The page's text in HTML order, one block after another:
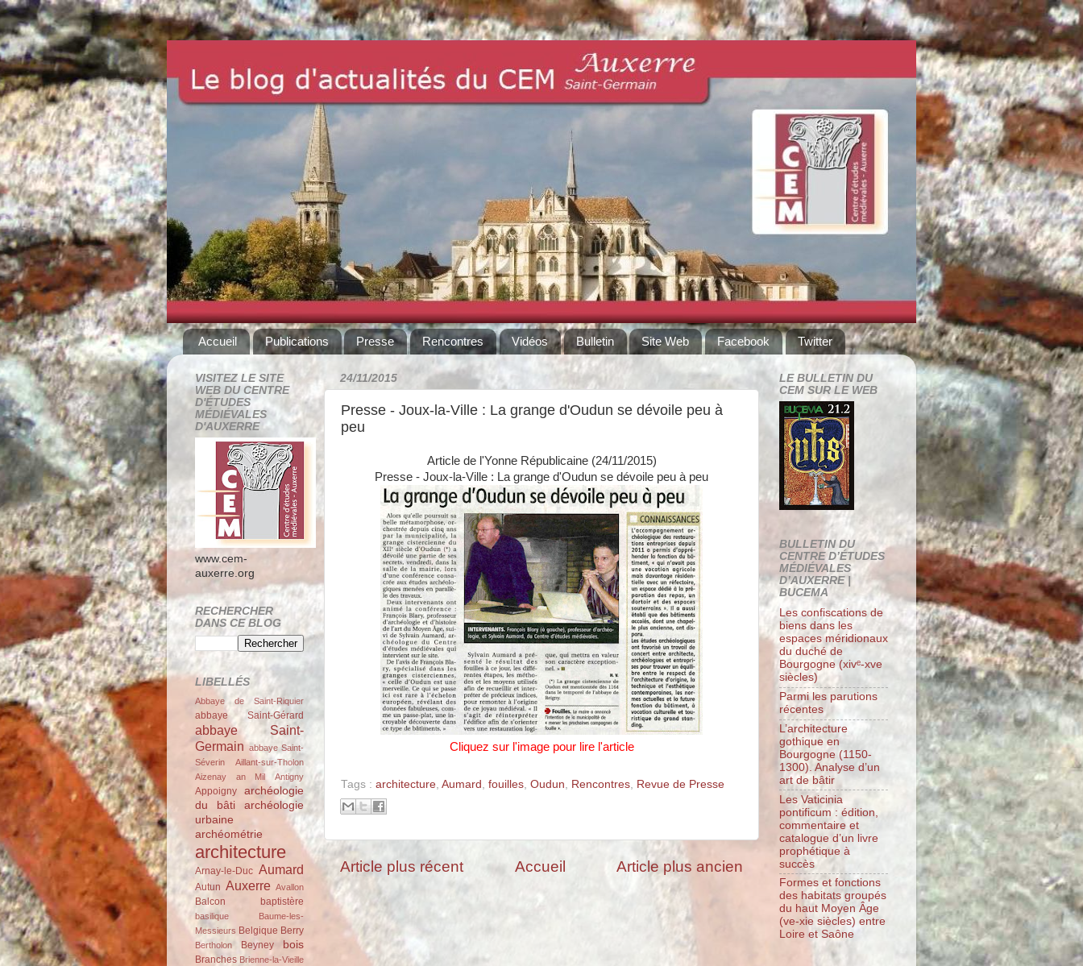
Accueil Publications Presse Rencontres Vidéos Bulletin Site Web Facebook Twitter
24/11/2015
Presse - Joux-la-Ville : La grange d'Oudun se dévoile peu à
peu
Article de l'Yonne Républicaine (24/11/2015)
Presse - Joux-la-Ville : La grange d'Oudun se dévoile peu à peu
Cliquez sur l'image pour lire l'article
Tags : architecture, Aumard , fouilles, Oudun, Rencontres, Revue de Presse
Article plus récent Article plus ancien
Accueil
VISITEZ LE SITE
WEB DU CENTRE
D'ÉTUDES
MÉDIÉVALES
D'AUXERRE
www.cem-
auxerre.org
RECHERCHER
DANS CE BLOG
LIBELLÉS
Abbaye de Saint-Riquier
abbaye Saint-Gérard
abbaye Saint-
Germain abbaye Saint-
Séverin
Aillant-sur-Tholon
Aizenay
an Mil Antigny
Appoigny
archéologie
du bâti
archéologie
urbaine
archéométrie
architecture
Arnay-le-Duc Aumard
Autun Auxerre Avallon
Balcon baptistère
basilique
Baume-les-
Messieurs Belgique Berry
Bertholon Beyney bois
Branches Brienne-la-Vieille
LE BULLETIN DU
CEM SUR LE WEB
BULLETIN DU
CENTRE D’ÉTUDES
MÉDIÉVALES
D’AUXERRE |
BUCEMA
Les confiscations de
biens dans les
espaces méridionaux
du duché de
Bourgogne (xivᵉ-xve
siècles)
Parmi les parutions
récentes
L’architecture
gothique en
Bourgogne (1150-
1300). Analyse d’un
art de bâtir
Les Vaticinia
pontificum : édition,
commentaire et
catalogue d’un livre
prophétique à
succès
Formes et fonctions
des habitats groupés
du haut Moyen Âge
(ve-xie siècles) entre
Loire et Saône